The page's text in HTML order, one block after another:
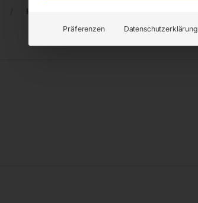
Kategorien:
Präferenzen Datenschutzerklärung